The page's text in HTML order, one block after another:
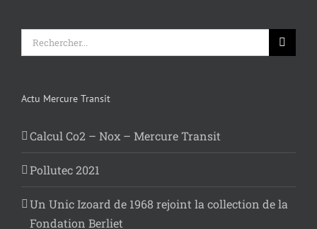
Rechercher:
Actu Mercure Transit
Calcul Co2 – Nox – Mercure Transit
Pollutec 2021
Un Unic Izoard de 1968 rejoint la collection de la
Fondation Berliet